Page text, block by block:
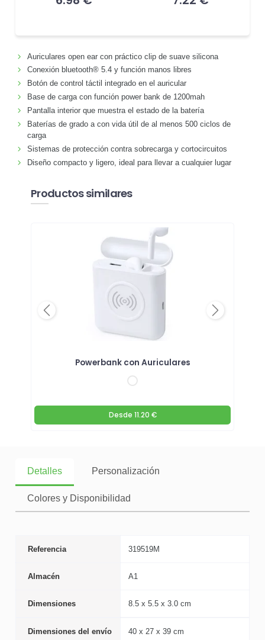
Auriculares open ear con práctico clip de suave silicona
Conexión bluetooth® 5.4 y función manos libres
Botón de control táctil integrado en el auricular
Base de carga con función power bank de 1200mah
Pantalla interior que muestra el estado de la batería
Baterías de grado a con vida útil de al menos 500 ciclos de
carga
Sistemas de protección contra sobrecarga y cortocircuitos
Diseño compacto y ligero, ideal para llevar a cualquier lugar
Productos similares
Powerbank con Auriculares
Desde 11.20 €
Previous Next
Detalles Personalización
Colores y Disponibilidad
Referencia 319519M
Almacén A1
Dimensiones 8.5 x 5.5 x 3.0 cm
Dimensiones del envío 40 x 27 x 39 cm